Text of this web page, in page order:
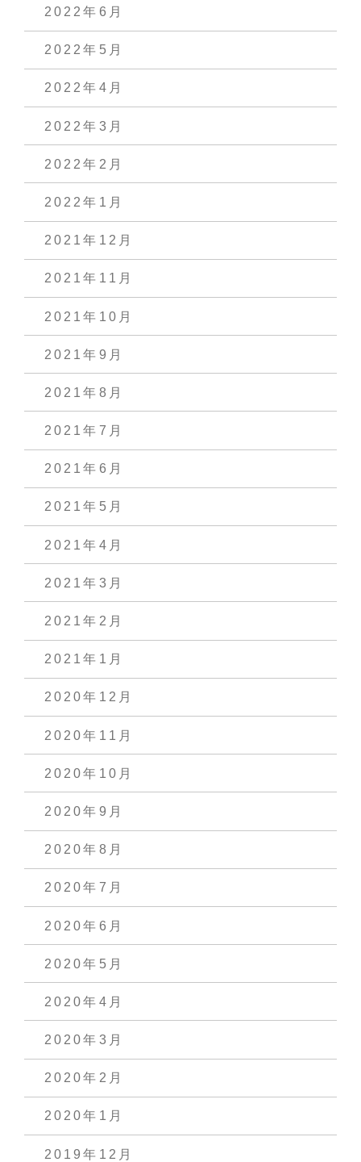
2022年6月
2022年5月
2022年4月
2022年3月
2022年2月
2022年1月
2021年12月
2021年11月
2021年10月
2021年9月
2021年8月
2021年7月
2021年6月
2021年5月
2021年4月
2021年3月
2021年2月
2021年1月
2020年12月
2020年11月
2020年10月
2020年9月
2020年8月
2020年7月
2020年6月
2020年5月
2020年4月
2020年3月
2020年2月
2020年1月
2019年12月